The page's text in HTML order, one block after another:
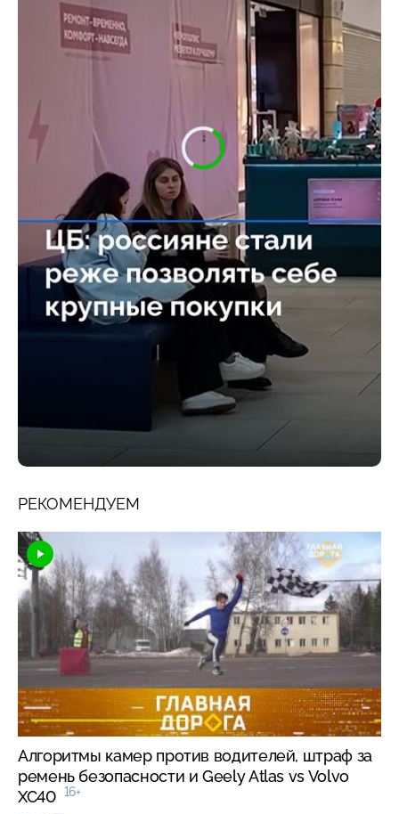
РЕКОМЕНДУЕМ
Алгоритмы камер против водителей, штраф за
ремень безопасности и Geely Atlas vs Volvo
XC40 16+